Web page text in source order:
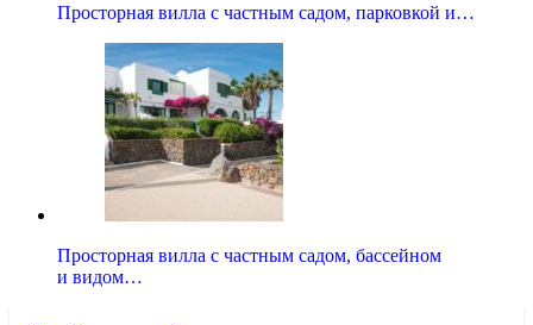
Просторная вилла с частным садом, парковкой и…
Просторная вилла с частным садом, бассейном
и видом…